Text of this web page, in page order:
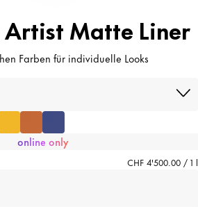
Matte Liner
Farben für individuelle Looks
online only
CHF 4'500.00 / 1 l